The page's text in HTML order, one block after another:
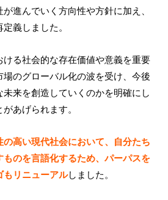
進んでいく方向性や方針に加え、
義しました。
る社会的な存在価値や意義を重要
のグローバル化の波を受け、今後
未来を創造していくのかを明確にし
あげられます。
高い現代社会において、自分たち
のを言語化するため、パーパスを
もリニューアルしました。